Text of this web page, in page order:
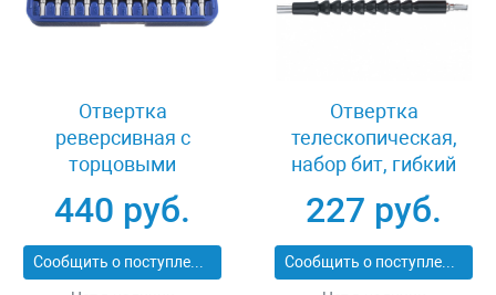
Отвертка
реверсивная с
торцовыми
головками и битами
46 предметов Stayer
PROFI PILOT 25453-
H46
440 руб.
Сообщить о поступлении
Отвертка
телескопическая,
набор бит, гибкий
привод, 8 шт, Sparta
115575
227 руб.
Сообщить о поступлении